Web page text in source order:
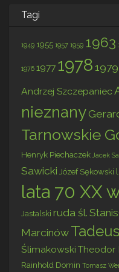
Tagi
1949 1955 1957 1959 1963
1976 1977 1978 1979
Andrzej Szczepaniec
nieznany
Tarnowskie
Henryk Piechaczek Jacek
Sawicki Józef Sękowski
lata 70 XX
Jastalski ruda śl.
Marcinów
Ślimakowski Theodor
Rainhold Domin Tomasz